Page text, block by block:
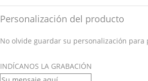
Personalización del producto
No olvide guardar su personalización
INDÍCANOS LA GRABACIÓN